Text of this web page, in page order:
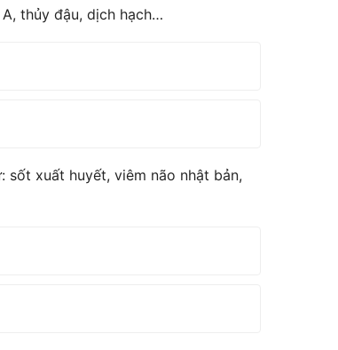
thủy đậu, dịch hạch…
xuất huyết, viêm não nhật bản,